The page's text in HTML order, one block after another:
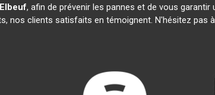
, afin de prévenir les pannes et de vous
nos clients satisfaits en témoignent. N'hésitez pas